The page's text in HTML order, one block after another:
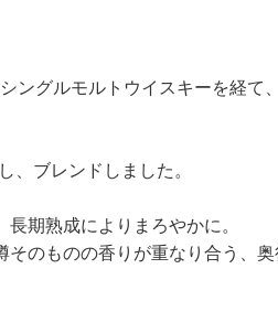
ングルモルトウイスキーを経て
、ブレンドしました。
期熟成によりまろやかに。
のものの香りが重なり合う、